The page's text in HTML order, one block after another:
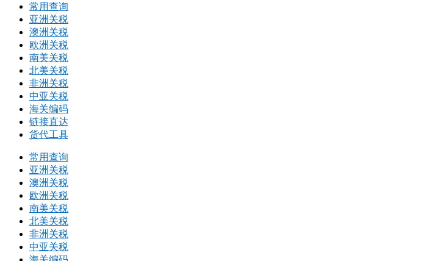
常用查询
亚洲关税
澳洲关税
欧洲关税
南美关税
北美关税
非洲关税
中亚关税
海关编码
链接直达
货代工具
常用查询
亚洲关税
澳洲关税
欧洲关税
南美关税
北美关税
非洲关税
中亚关税